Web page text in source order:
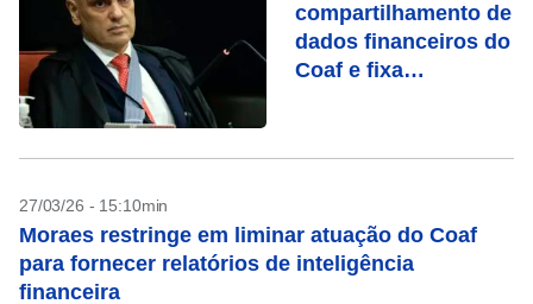
compartilhamento de
dados financeiros do
Coaf e fixa
27/03/26 - 15:10min
Moraes restringe em liminar atuação do Coaf
para fornecer relatórios de inteligência
financeira